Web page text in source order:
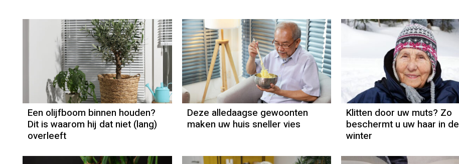
Een olijfboom binnen houden?
Dit is waarom hij dat niet (lang)
overleeft
Deze alledaagse gewoonten
maken uw huis sneller vies
Klitten door uw muts? Zo
beschermt u uw haar in de
winter